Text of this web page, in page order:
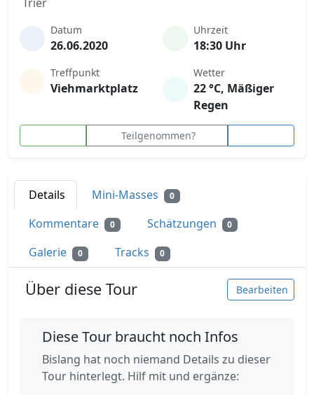
Datum
26.06.2020
Uhrzeit
18:30 Uhr
Treffpunkt
Viehmarktplatz
Wetter
22 °C, Mäßiger
Regen
Teilgenommen?
Details Mini-Masses 0
Kommentare 0 Schätzungen 0
Galerie 0 Tracks 0
Über diese Tour Bearbeiten
Diese Tour braucht noch Infos
Bislang hat noch niemand Details zu dieser
Tour hinterlegt. Hilf mit und ergänze: